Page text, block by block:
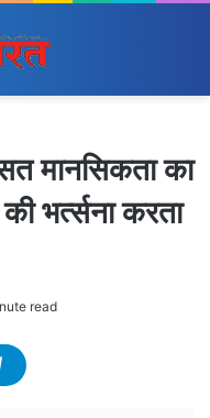
मानसिकता का
भर्त्सना करता
read